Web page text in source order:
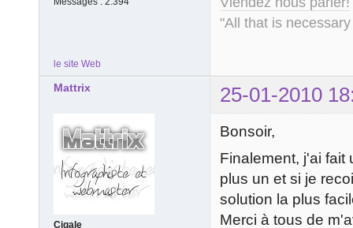
"All that is
le site Web
Mattrix 25-01-2010
Cigale
Bonsoir,
Finalement, j'ai fait
plus un et si je
solution la plus
Merci à tous de